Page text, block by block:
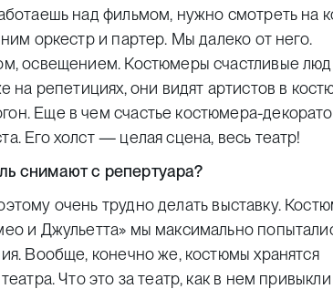
над фильмом, нужно смотреть на
оркестр и партер. Мы далеко от него.
освещением. Костюмеры счастливые
на репетициях, они видят артистов в
Еще в чем счастье костюмера-
Его холст — целая сцена, весь театр!
снимают с репертуара?
очень трудно делать выставку.
и Джульетта» мы максимально
Вообще, конечно же, костюмы хранятся
Что это за театр, как в нем привыкли